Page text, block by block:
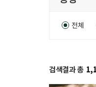
전체
검색결과 총